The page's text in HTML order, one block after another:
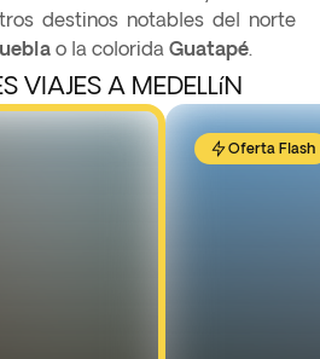
destinos notables del norte
o la colorida Guatapé.
VIAJES A MEDELLíN
Oferta Flash